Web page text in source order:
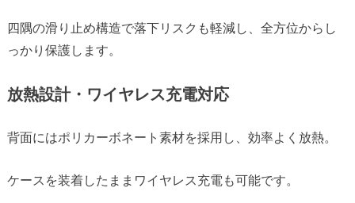
四隅の滑り止め構造で落下リスクも軽減し、全方位からし
っかり保護します。
放熱設計・ワイヤレス充電対応
背面にはポリカーボネート素材を採用し、効率よく放熱。
ケースを装着したままワイヤレス充電も可能です。